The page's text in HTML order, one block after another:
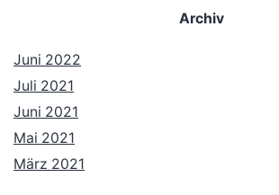
Archiv
Juni 2022
Juli 2021
Juni 2021
Mai 2021
März 2021